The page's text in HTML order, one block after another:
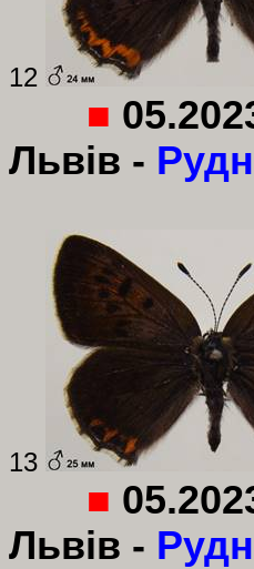
12
■
Львів -
13
■
Львів -